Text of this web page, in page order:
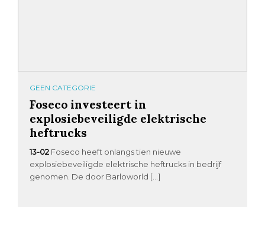
GEEN CATEGORIE
Foseco investeert in
explosiebeveiligde elektrische
heftrucks
13-02 Foseco heeft onlangs tien nieuwe
explosiebeveiligde elektrische heftrucks in bedrijf
genomen. De door Barloworld […]